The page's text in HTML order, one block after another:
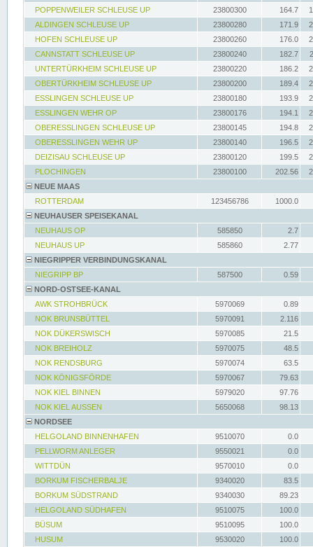
POPPENWEILER SCHLEUSE UP
23800300 164.7
ALDINGEN SCHLEUSE UP
23800280 171.9
HOFEN SCHLEUSE UP
23800260 176.0
CANNSTATT SCHLEUSE UP
23800240 182.7
UNTERTÜRKHEIM SCHLEUSE UP
23800220 186.2
OBERTÜRKHEIM SCHLEUSE UP
23800200 189.4
ESSLINGEN SCHLEUSE UP
23800180 193.9
ESSLINGEN WEHR OP
23800176 194.1
OBERESSLINGEN SCHLEUSE UP
23800145 194.8
OBERESSLINGEN WEHR UP
23800140 196.5
DEIZISAU SCHLEUSE UP
23800120 199.5
PLOCHINGEN
23800100 202.56
NEUE MAAS
ROTTERDAM
123456786
1000.0
NEUHAUSER SPEISEKANAL
NEUHAUS OP
585850
2.7
NEUHAUS UP
585860
2.77
NIEGRIPPER VERBINDUNGSKANAL
NIEGRIPP BP
587500
0.59
NORD-OSTSEE-KANAL
AWK STROHBRÜCK
5970069
0.89
NOK BRUNSBÜTTEL
5970091
2.116
NOK DÜKERSWISCH
5970085
21.5
NOK BREIHOLZ
5970075
48.5
NOK RENDSBURG
5970074
63.5
NOK KÖNIGSFÖRDE
5970067
79.63
NOK KIEL BINNEN
5979020
97.76
NOK KIEL AUSSEN
5650068
98.13
NORDSEE
HELGOLAND BINNENHAFEN
9510070
0.0
PELLWORM ANLEGER
9550021
0.0
WITTDÜN
9570010
0.0
BORKUM FISCHERBALJE
9340020
83.5
BORKUM SÜDSTRAND
9340030
89.23
HELGOLAND SÜDHAFEN
9510075
100.0
BÜSUM
9510095
100.0
HUSUM
9530020 100.0